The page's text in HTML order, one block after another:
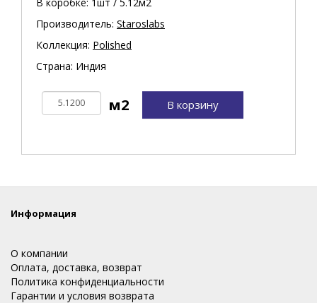
Производитель: Staroslabs
Коллекция: Polished
Страна: Индия
В корзину
Информация
О компании
Оплата, доставка, возврат
Политика конфиденциальности
Гарантии и условия возврата